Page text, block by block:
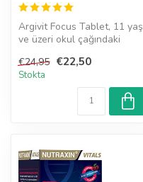
Argivit Focus Tablet, 11 yaş
ve üzeri okul çağındaki
zek...
€24,95 €22,50
Stokta